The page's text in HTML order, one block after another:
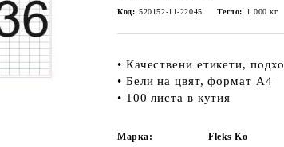
Код: 520152-11-22045 Тегло: 1.000 кг
• Качествени етикети,
• Бели на цвят, формат А4
• 100 листа в кутия
Марка:
Fleks Ko